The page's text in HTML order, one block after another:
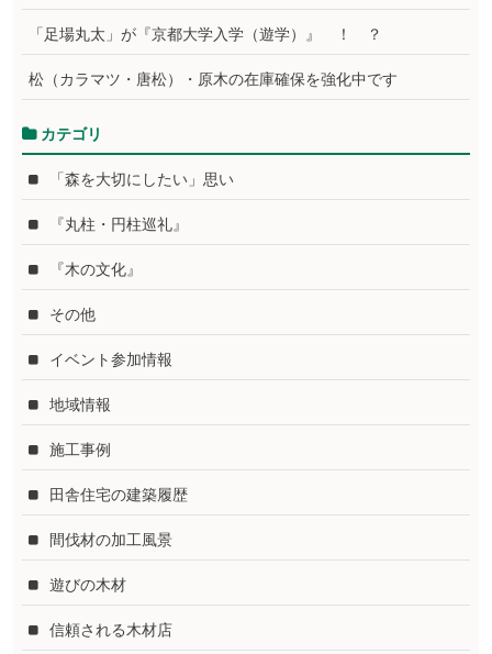
「足場丸太」が『京都大学入学（遊学）』 ！ ？
松（カラマツ・唐松）・原木の在庫確保を強化中です
カテゴリ
「森を大切にしたい」思い
『丸柱・円柱巡礼』
『木の文化』
その他
イベント参加情報
地域情報
施工事例
田舎住宅の建築履歴
間伐材の加工風景
遊びの木材
信頼される木材店